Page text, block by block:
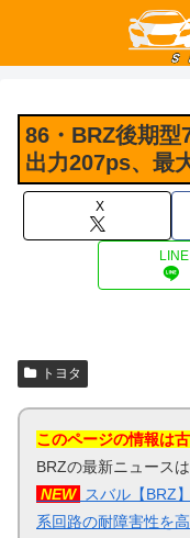
86・BRZ後期型
出力207ps、最
X
LINE
トヨタ
このページの情報は
BRZの最新ニュース
NEW スバル【BRZ
系回路の耐障害性を